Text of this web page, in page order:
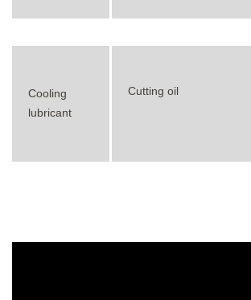
Cooling
lubricant
Cutting oil